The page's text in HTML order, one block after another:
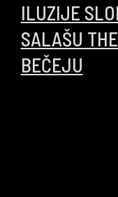
ILUZIJE
SALAŠU
BEČEJU